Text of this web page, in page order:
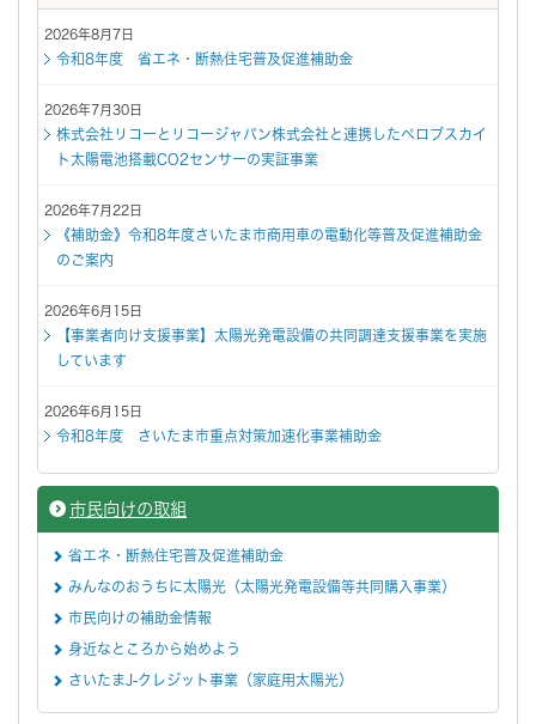
2026年8月7日
令和8年度 省エネ・断熱住宅普及促進補助金
2026年7月30日
株式会社リコーとリコージャパン株式会社と連携したペロブスカイ
ト太陽電池搭載CO2センサーの実証事業
2026年7月22日
《補助金》令和8年度さいたま市商用車の電動化等普及促進補助金
のご案内
2026年6月15日
【事業者向け支援事業】太陽光発電設備の共同調達支援事業を実施
しています
2026年6月15日
令和8年度 さいたま市重点対策加速化事業補助金
市民向けの取組
省エネ・断熱住宅普及促進補助金
みんなのおうちに太陽光（太陽光発電設備等共同購入事業）
市民向けの補助金情報
身近なところから始めよう
さいたまJ-クレジット事業（家庭用太陽光）